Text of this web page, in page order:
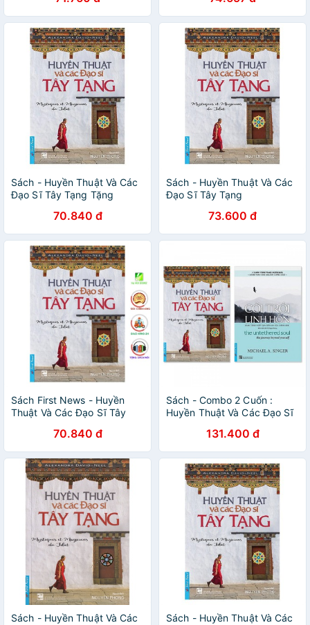
Sách - Huyền Thuật Và Các
Đạo Sĩ Tây Tạng Tặng
70.840 đ
Sách - Huyền Thuật Và Các
Đạo Sĩ Tây Tạng
73.600 đ
Sách First News - Huyền
Thuật Và Các Đạo Sĩ Tây
70.840 đ
Sách - Combo 2 Cuốn :
Huyền Thuật Và Các Đạo Sĩ
131.400 đ
Sách - Huyền Thuật Và Các
Sách - Huyền Thuật Và Các